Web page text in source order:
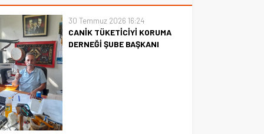
BİST
13.798,82
DOLAR
47,7025
30 Temmuz 2026 16:24
CANİK TÜKETİCİYİ KORUMA
DERNEĞİ ŞUBE BAŞKANI